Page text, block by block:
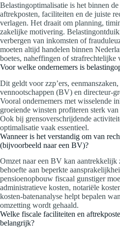
Belastingoptimalisatie is het binnen
aftrekposten, faciliteiten en de juiste
verlagen. Het draait om planning,
zakelijke motivering.
verbergen van inkomsten of
moeten altijd handelen binnen
boetes, naheffingen of
Voor welke ondernemers is
Dit geldt voor zzp’ers,
vennootschappen (BV) en directeur-
Vooral ondernemers met wisselende
groeiende winsten profiteren sterk
Ook bij grensoverschrijdende
optimalisatie vaak essentieel.
Wanneer is het verstandig om van
(bijvoorbeeld naar een BV)?
Omzet naar een BV kan
behoefte aan beperkte
pensioenopbouw fiscaal gunstiger
administratieve kosten, notariële
kosten-batenanalyse helpt bepalen
omzetting wordt gehaald.
Welke fiscale faciliteiten en
belangrijk?